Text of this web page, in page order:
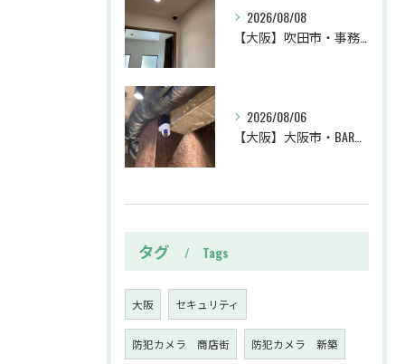
2026/08/08
2026/08/06
タグ Tags
大阪 セキュリティ
防犯カメラ 商店街 防犯カメラ 新築